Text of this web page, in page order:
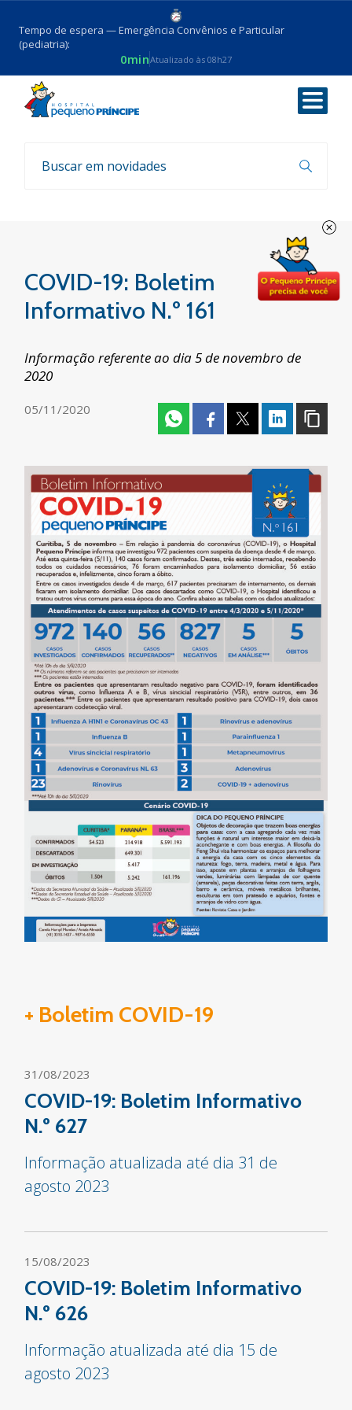
Tempo de espera — Emergência Convênios e Particular
(pediatria):
0minAtualizado às 08h27
Voltar
Boletim COVID-19
COVID-19: Boletim
Informativo N.º 161
Informação referente ao dia 5 de novembro de
2020
05/11/2020
+ Boletim COVID-19
31/08/2023
COVID-19: Boletim Informativo
N.º 627
Informação atualizada até dia 31 de
agosto 2023
15/08/2023
COVID-19: Boletim Informativo
N.º 626
Informação atualizada até dia 15 de
agosto 2023